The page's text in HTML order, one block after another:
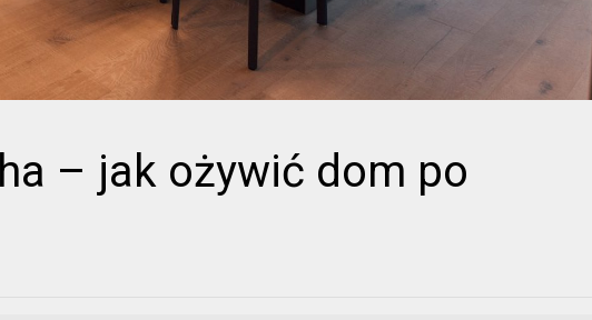
– jak ożywić dom po